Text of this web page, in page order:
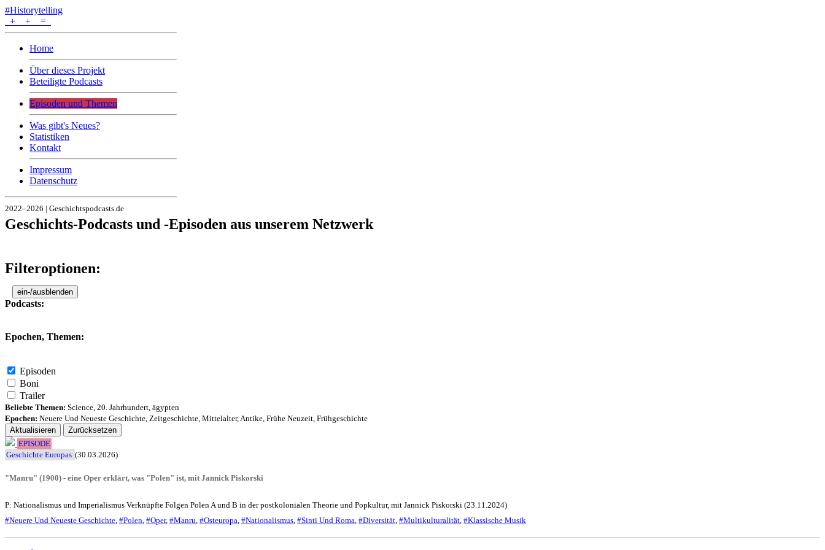
#Historytelling
+
+ =
Home
Über dieses Projekt
Beteiligte Podcasts
Episoden und Themen
Was gibt's Neues?
Statistiken
Kontakt
Impressum
Datenschutz
2022–2026 | Geschichtspodcasts.de
Geschichts-Podcasts und -Episoden aus unserem Netzwerk
Filteroptionen:
ein-/ausblenden
Podcasts:
Epochen, Themen:
Episoden
Boni
Trailer
Beliebte Themen: Science, 20. Jahrhundert, ägypten
Epochen: Neuere Und Neueste Geschichte, Zeitgeschichte, Mittelalter,Antike, Frühe Neuzeit, Frühgeschichte
Aktualisieren
Zurücksetzen
EPISODE
Geschichte Europas (30.03.2026)
"Manru" (1900) - eine Oper erklärt, was "Polen" ist, mit Jannick Piskorski
P: Nationalismus und Imperialismus Verknüpfte Folgen Polen A und B in der postkolonialen Theorie und Popkultur, mit Jannick Piskorski (23.11.2024)
#Neuere Und Neueste Geschichte, #Polen, #Oper, #Manru, #Osteuropa, #Nationalismus, #Sinti Und Roma, #Diversität, #Multikulturalität, #Klassische Musik